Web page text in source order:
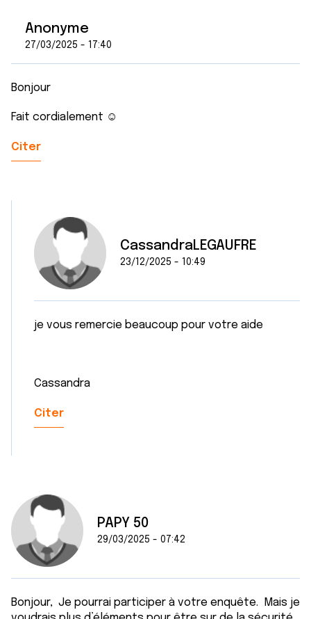
Anonyme
27/03/2025 - 17:40
Bonjour
Fait cordialement ☺️
Citer
CassandraLEGAUFRE
23/12/2025 - 10:49
je vous remercie beaucoup pour votre aide
Cassandra
Citer
PAPY 50
29/03/2025 - 07:42
Bonjour, Je pourrai participer à votre enquête. Mais je